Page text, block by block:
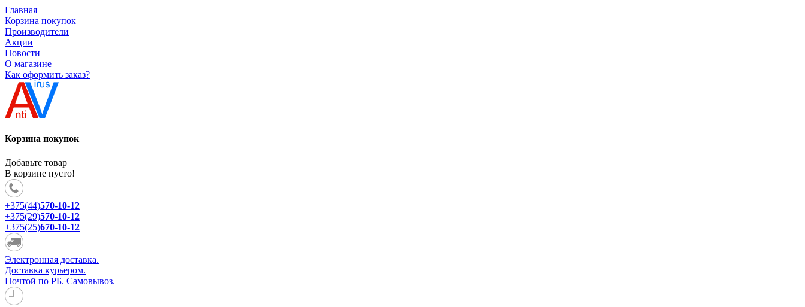
Главная
Корзина покупок
Производители
Акции
Новости
О магазине
Как оформить заказ?
Корзина покупок
Добавьте товар
В корзине пусто!
+375(44)570-10-12
+375(29)570-10-12
+375(25)670-10-12
Электронная доставка.
Доставка курьером.
Почтой по РБ. Самовывоз.